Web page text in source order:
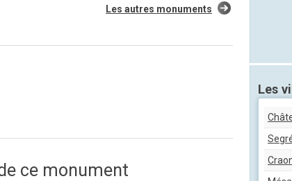
Les autres monuments
ce monument
Les